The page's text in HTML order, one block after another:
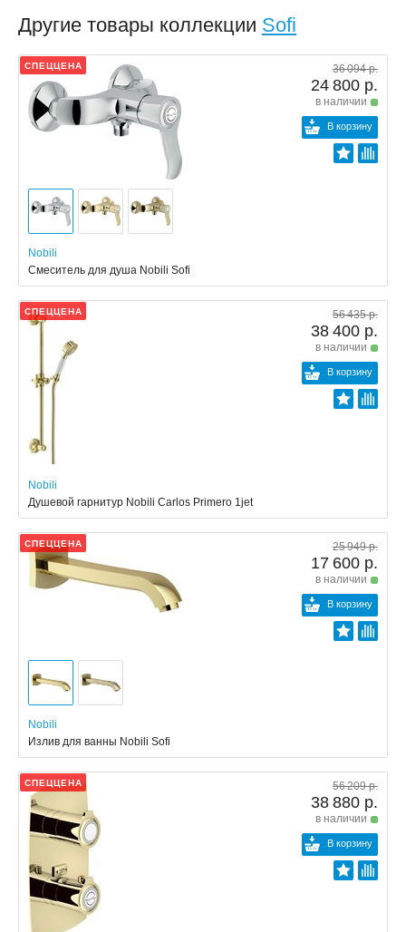
Другие товары коллекции Sofi
СПЕЦЦЕНА 36 094 р.
24 800 р.
в наличии
В корзину
Nobili
Смеситель для душа Nobili Sofi
СПЕЦЦЕНА 56 435 р.
38 400 р.
в наличии
В корзину
Nobili
Душевой гарнитур Nobili Carlos Primero 1jet
СПЕЦЦЕНА 25 949 р.
17 600 р.
в наличии
В корзину
Nobili
Излив для ванны Nobili Sofi
СПЕЦЦЕНА 56 209 р.
38 880 р.
в наличии
В корзину